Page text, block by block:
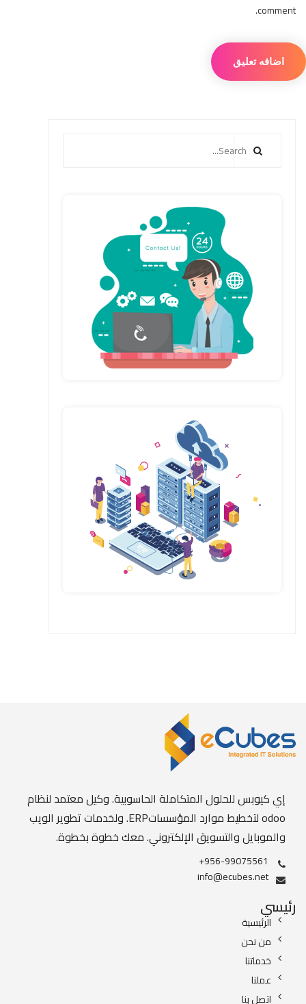
comment.
إي كيوبس للحلول المتكاملة الحاسوبية. وكيل معتمد لنظام
odoo لتخطيط موارد المؤسساتERP. ولخدمات تطوير الويب
والموبايل والتسويق الإلكتروني. معك خطوة بخطوة.
+956-99075561
info@ecubes.net
رئيسي
الرئيسية
من نحن
خدماتنا
عملنا
اتصل بنا